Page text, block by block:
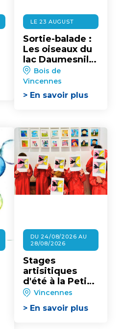
LE 23 AUGUST
Sortie-balade :
Les oiseaux du
lac Daumesnil
au bois de
Vincennes
Bois de
Vincennes
> En savoir plus
DU 24/08/2026 AU
28/08/2026
Stages
artisitiques
d'été à la Petite
Académie
Vincennes
> En savoir plus